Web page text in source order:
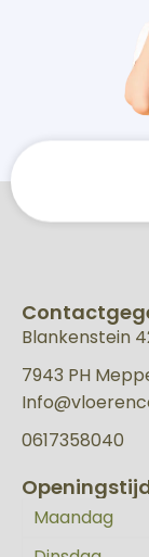
Blankenstein
7943 PH
0617358040
Maandag